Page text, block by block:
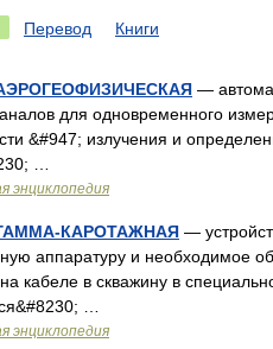
Перевод Книги
—
для одновременного
&#947; излучения и
…
энциклопедия
КАРОТАЖНАЯ —
аппаратуру и необходимое
кабеле в скважину в
…
энциклопедия